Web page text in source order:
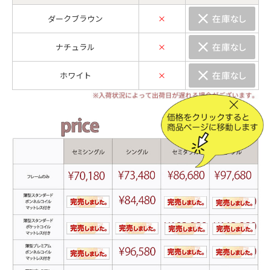
ダークブラウン ×
ナチュラル ×
ホワイト ×